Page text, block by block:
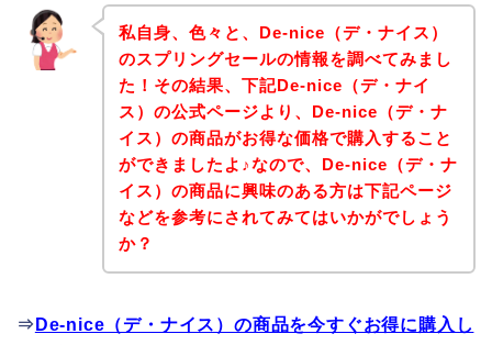
私自身、色々と、De-nice（デ・ナイス）
のスプリングセールの情報を調べてみまし
た！その結果、下記De-nice（デ・ナイ
ス）の公式ページより、De-nice（デ・ナ
イス）の商品がお得な価格で購入すること
ができましたよ♪なので、De-nice（デ・ナ
イス）の商品に興味のある方は下記ページ
などを参考にされてみてはいかがでしょう
か？
⇒ De-nice（デ・ナイス）の商品を今すぐお得に購入し